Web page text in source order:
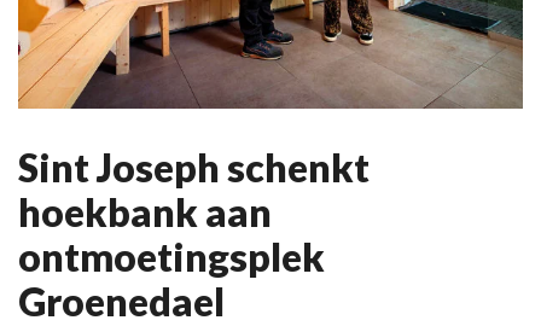
Sint Joseph schenkt
hoekbank aan
ontmoetingsplek
Groenedael